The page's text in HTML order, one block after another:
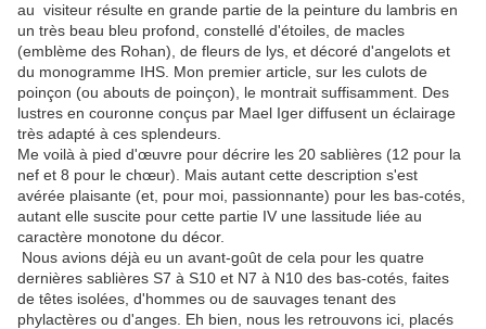
au visiteur résulte en grande partie de la peinture du lambris en
un très beau bleu profond, constellé d'étoiles, de macles
(emblème des Rohan), de fleurs de lys, et décoré d'angelots et
du monogramme IHS. Mon premier article, sur les culots de
poinçon (ou abouts de poinçon), le montrait suffisamment. Des
lustres en couronne conçus par Mael Iger diffusent un éclairage
très adapté à ces splendeurs.
Me voilà à pied d'œuvre pour décrire les 20 sablières (12 pour la
nef et 8 pour le chœur). Mais autant cette description s'est
avérée plaisante (et, pour moi, passionnante) pour les bas-cotés,
autant elle suscite pour cette partie IV une lassitude liée au
caractère monotone du décor.
Nous avions déjà eu un avant-goût de cela pour les quatre
dernières sablières S7 à S10 et N7 à N10 des bas-cotés, faites
de têtes isolées, d'hommes ou de sauvages tenant des
phylactères ou d'anges. Eh bien, nous les retrouvons ici, placés